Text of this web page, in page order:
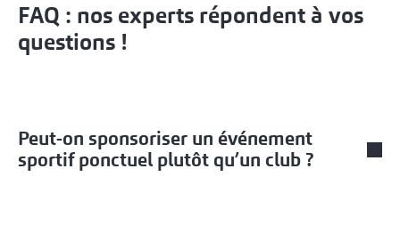
FAQ : nos experts répondent à vos
questions !
Peut-on sponsoriser un événement
sportif ponctuel plutôt qu’un club ?